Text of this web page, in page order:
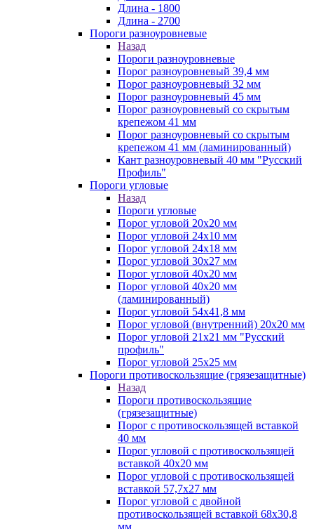
Длина - 1800
Длина - 2700
Пороги разноуровневые
Назад
Пороги разноуровневые
Порог разноуровневый 39,4 мм
Порог разноуровневый 32 мм
Порог разноуровневый 45 мм
Порог разноуровневый со скрытым
крепежом 41 мм
Порог разноуровневый со скрытым
крепежом 41 мм (ламинированный)
Кант разноуровневый 40 мм "Русский
Профиль"
Пороги угловые
Назад
Пороги угловые
Порог угловой 20х20 мм
Порог угловой 24х10 мм
Порог угловой 24х18 мм
Порог угловой 30х27 мм
Порог угловой 40х20 мм
Порог угловой 40х20 мм
(ламинированный)
Порог угловой 54х41,8 мм
Порог угловой (внутренний) 20х20 мм
Порог угловой 21х21 мм "Русский
профиль"
Порог угловой 25х25 мм
Пороги противоскользящие (грязезащитные)
Назад
Пороги противоскользящие
(грязезащитные)
Порог с противоскользящей вставкой
40 мм
Порог угловой с противоскользящей
вставкой 40х20 мм
Порог угловой с противоскользящей
вставкой 57,7х27 мм
Порог угловой с двойной
противоскользящей вставкой 68х30,8
мм